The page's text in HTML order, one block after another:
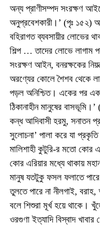
অন্য প্রাণীসম্পদ সংরক্ষণ
অনুপ্রবেশকারী।’ (পৃঃ ১৫২)
বহিরাগত ব্যবসায়ীর লোভের
শিল্প … তাদের লোভে লাগাম
সংরক্ষণ আইন, বনরক্ষকের
অরণ্যের কোলে শৈশব থেকে
পড়ল অনিশ্চিত। একের পর
ঠিকানাহীন মানুষের
কন্ধ আদিবাসী হরমু, সনাতন
সুলোচনা’ পালা করে যা
মালিশাহী কুটুরি-র মতো কোর
কোর এরিয়ার মধ্যে থাকায়
মানুষ যতটুকু ফসল ফলাতে
তুলতে পারে না নীলগাই,
বলে শিশুরা মূর্খ হয়ে থাকে।
ওরগুণা ইত্যাদি বিস্বাদ খাবার